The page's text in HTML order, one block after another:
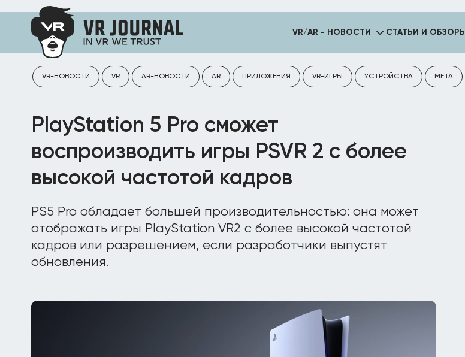
VR/AR - НОВОСТИ СТАТЬИ И ОБЗОРЫ
VR-НОВОСТИ VR AR-НОВОСТИ AR ПРИЛОЖЕНИЯ VR-ИГРЫ УСТРОЙСТВА META
PlayStation 5 Pro cможет
воспроизводить игры PSVR 2 с более
высокой частотой кадров
PS5 Pro обладает большей производительностью: она может
отображать игры PlayStation VR2 с более высокой частотой
кадров или разрешением, если разработчики выпустят
обновления.